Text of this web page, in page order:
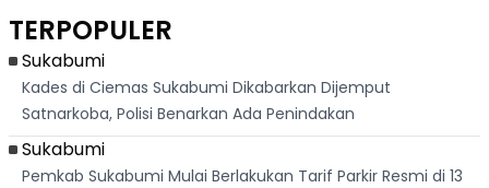
Banteng
"Bang Messi"
TERPOPULER
Sukabumi
Kades di Ciemas Sukabumi Dikabarkan Dijemput
Satnarkoba, Polisi Benarkan Ada Penindakan
Sukabumi
Pemkab Sukabumi Mulai Berlakukan Tarif Parkir Resmi di 13